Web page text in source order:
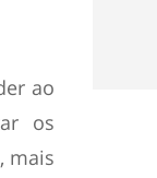
ao
os
mais